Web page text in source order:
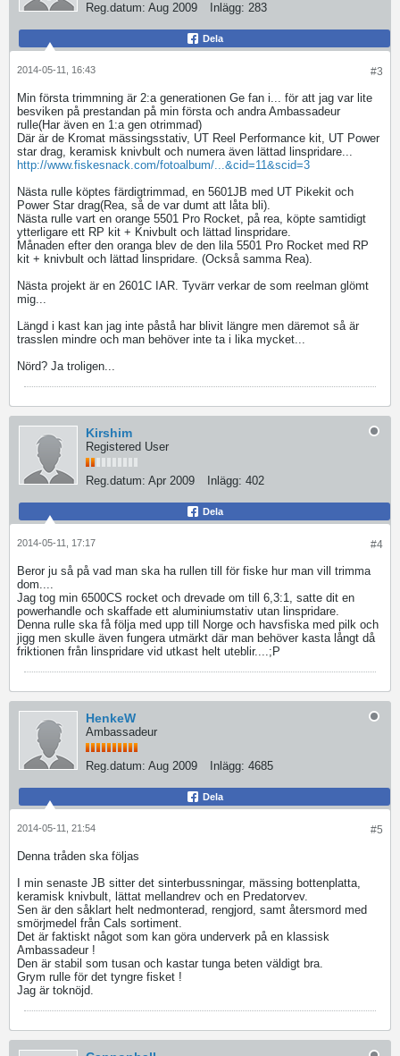
Reg.datum: Aug 2009 Inlägg: 283
Dela
#3
2014-05-11, 16:43
Min första trimmning är 2:a generationen Ge fan i... för att jag var lite
besviken på prestandan på min första och andra Ambassadeur
rulle(Har även en 1:a gen otrimmad)
Där är de Kromat mässingsstativ, UT Reel Performance kit, UT Power
star drag, keramisk knivbult och numera även lättad linspridare...
http://www.fiskesnack.com/fotoalbum/...&cid=11&scid=3
Nästa rulle köptes färdigtrimmad, en 5601JB med UT Pikekit och
Power Star drag(Rea, så de var dumt att låta bli).
Nästa rulle vart en orange 5501 Pro Rocket, på rea, köpte samtidigt
ytterligare ett RP kit + Knivbult och lättad linspridare.
Månaden efter den oranga blev de den lila 5501 Pro Rocket med RP
kit + knivbult och lättad linspridare. (Också samma Rea).
Nästa projekt är en 2601C IAR. Tyvärr verkar de som reelman glömt
mig...
Längd i kast kan jag inte påstå har blivit längre men däremot så är
trasslen mindre och man behöver inte ta i lika mycket...
Nörd? Ja troligen...
Kirshim
Registered User
Reg.datum: Apr 2009 Inlägg: 402
Dela
#4
2014-05-11, 17:17
Beror ju så på vad man ska ha rullen till för fiske hur man vill trimma
dom....
Jag tog min 6500CS rocket och drevade om till 6,3:1, satte dit en
powerhandle och skaffade ett aluminiumstativ utan linspridare.
Denna rulle ska få följa med upp till Norge och havsfiska med pilk och
jigg men skulle även fungera utmärkt där man behöver kasta långt då
friktionen från linspridare vid utkast helt uteblir....;P
HenkeW
Ambassadeur
Reg.datum: Aug 2009 Inlägg: 4685
Dela
#5
2014-05-11, 21:54
Denna tråden ska följas
I min senaste JB sitter det sinterbussningar, mässing bottenplatta,
keramisk knivbult, lättat mellandrev och en Predatorvev.
Sen är den såklart helt nedmonterad, rengjord, samt återsmord med
smörjmedel från Cals sortiment.
Det är faktiskt något som kan göra underverk på en klassisk
Ambassadeur !
Den är stabil som tusan och kastar tunga beten väldigt bra.
Grym rulle för det tyngre fisket !
Jag är toknöjd.